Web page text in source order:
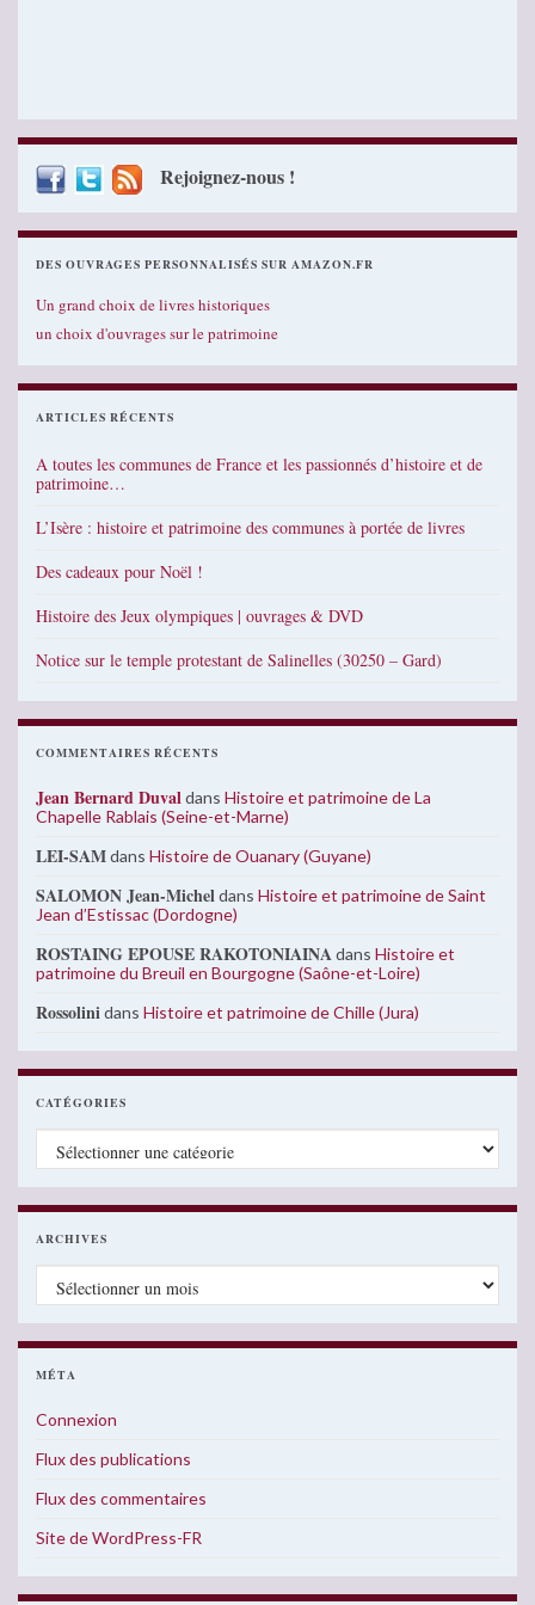
Rejoignez-nous !
DES OUVRAGES PERSONNALISÉS SUR AMAZON.FR
Un grand choix de livres historiques
un choix d'ouvrages sur le patrimoine
ARTICLES RÉCENTS
A toutes les communes de France et les passionnés d’histoire et de
patrimoine…
L’Isère : histoire et patrimoine des communes à portée de livres
Des cadeaux pour Noël !
Histoire des Jeux olympiques | ouvrages & DVD
Notice sur le temple protestant de Salinelles (30250 – Gard)
COMMENTAIRES RÉCENTS
Jean Bernard Duvaldans Histoire et patrimoine de La
Chapelle Rablais (Seine-et-Marne)
LEI-SAMdans Histoire de Ouanary (Guyane)
SALOMON Jean-Micheldans Histoire et patrimoine de Saint
Jean d’Estissac (Dordogne)
ROSTAING EPOUSE RAKOTONIAINAdans Histoire et
patrimoine du Breuil en Bourgogne (Saône-et-Loire)
Rossolinidans Histoire et patrimoine de Chille (Jura)
CATÉGORIES
Catégories
ARCHIVES
Archives
MÉTA
Connexion
Flux des publications
Flux des commentaires
Site de WordPress-FR